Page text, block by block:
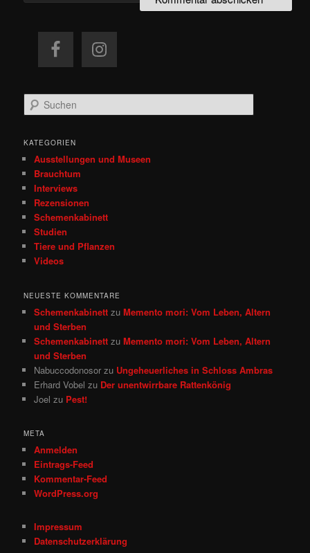
u
h
KATEGORIEN
Ausstellungen und Museen
Brauchtum
Interviews
Rezensionen
Schemenkabinett
Studien
Tiere und Pflanzen
Videos
NEUESTE KOMMENTARE
Schemenkabinett zuMemento mori: Vom Leben, Altern
und Sterben
Schemenkabinett zuMemento mori: Vom Leben, Altern
und Sterben
Nabuccodonosor zu Ungeheuerliches in Schloss Ambras
Erhard Vobel zu Der unentwirrbare Rattenkönig
Joel zu Pest!
META
Anmelden
Eintrags-Feed
Kommentar-Feed
WordPress.org
Impressum
Datenschutzerklärung